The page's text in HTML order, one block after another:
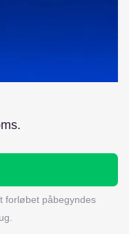
forløbet påbegyndes